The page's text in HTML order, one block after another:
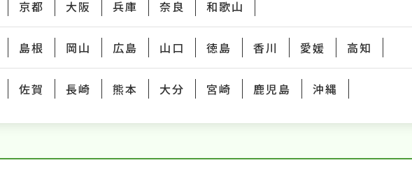
京都 大阪 兵庫 奈良 和歌山
島根 岡山 広島 山口 徳島 香川 愛媛 高知
佐賀 長崎 熊本 大分 宮崎 鹿児島 沖縄